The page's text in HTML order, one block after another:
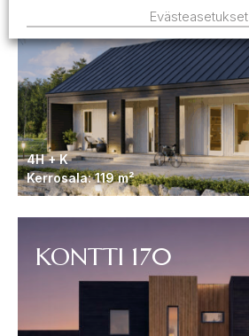
4H + K
Kerrosala: 119 m²
KONTTI 170
Evästeasetukset